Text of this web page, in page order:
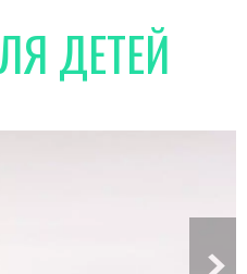
ДЕТЕЙ